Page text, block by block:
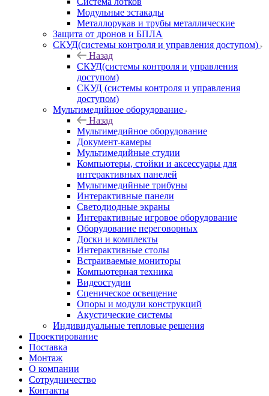
Модульные эстакады
Металлорукав и трубы металлические
Защита от дронов и БПЛА
СКУД(системы контроля и управления доступом)
Назад
СКУД(системы контроля и управления
доступом)
СКУД (системы контроля и управления
доступом)
Мультимедийное оборудование
Назад
Мультимедийное оборудование
Документ-камеры
Мультимедийные студии
Компьютеры, стойки и аксессуары для
интерактивных панелей
Мультимедийные трибуны
Интерактивные панели
Светодиодные экраны
Интерактивные игровое оборудование
Оборудование переговорных
Доски и комплекты
Интерактивные столы
Встраиваемые мониторы
Компьютерная техника
Видеостудии
Cценическое освещение
Опоры и модули конструкций
Акустические системы
Индивидуальные тепловые решения
Проектирование
Поставка
Монтаж
О компании
Сотрудничество
Контакты